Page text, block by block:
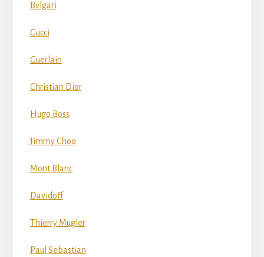
Bvlgari
Gucci
Guerlain
Christian Dior
Hugo Boss
Jimmy Choo
Mont Blanc
Davidoff
Thierry Mugler
Paul Sebastian